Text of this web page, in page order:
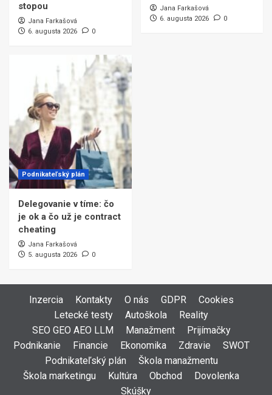
stopou
Jana Farkašová
6. augusta 2026
0
Jana Farkašová
6. augusta 2026
0
Podnikateľský plán
Delegovanie v tíme: čo
je ok a čo už je contract
cheating
Jana Farkašová
5. augusta 2026
0
Inzercia Kontakty O nás GDPR
Cookies
Letecké testy
Autoškola
Reality
SEO GEO AEO LLM
Manažment
Prijímačky
Podnikanie
Financie Ekonomika Zdravie
SWOT
Podnikateľský plán
Škola manažmentu
Škola marketingu
Kultúra Obchod
Dovolenka
Skúšky